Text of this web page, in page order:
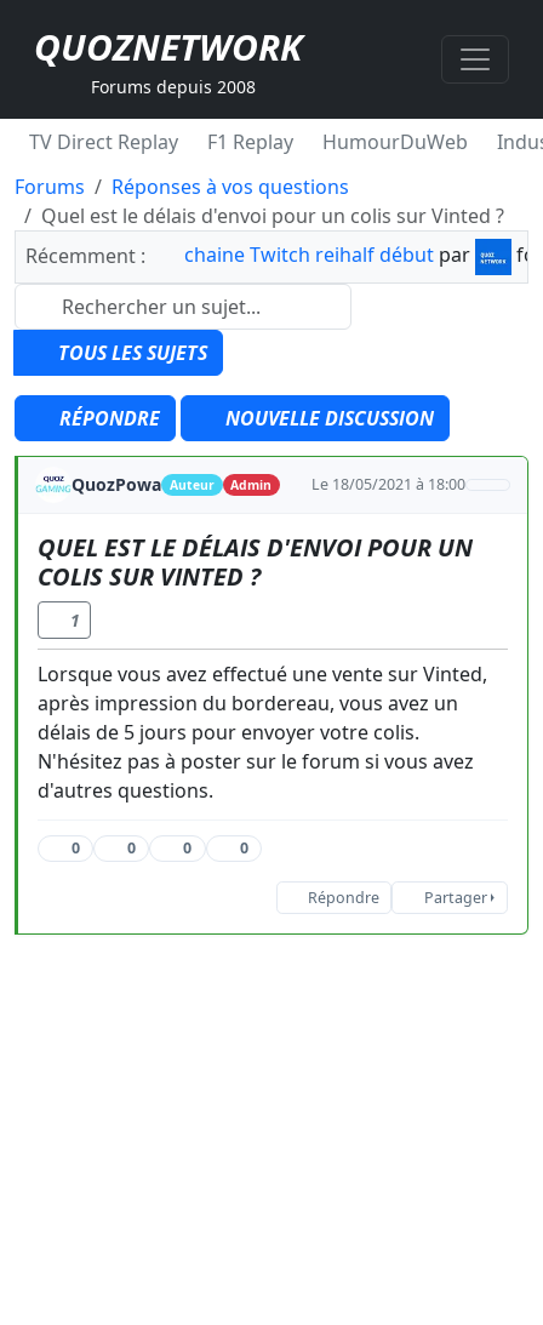
QUOZNETWORK
Forums depuis 2008
TV Direct Replay F1 Replay HumourDuWeb
Forums
Réponses à vos questions
Quel est le délais d'envoi pour un colis sur Vinted ?
Récemment :
chaine Twitch reihalf début par
TOUS LES SUJETS
RÉPONDRE NOUVELLE DISCUSSION
QuozPowa Auteur Admin Le 18/05/2021 à 18:00
QUEL EST LE DÉLAIS D'ENVOI POUR UN
COLIS SUR VINTED ?
1
Lorsque vous avez effectué une vente sur Vinted,
après impression du bordereau, vous avez un
délais de 5 jours pour envoyer votre colis.
N'hésitez pas à poster sur le forum si vous avez
d'autres questions.
0 0 0 0
Répondre Partager